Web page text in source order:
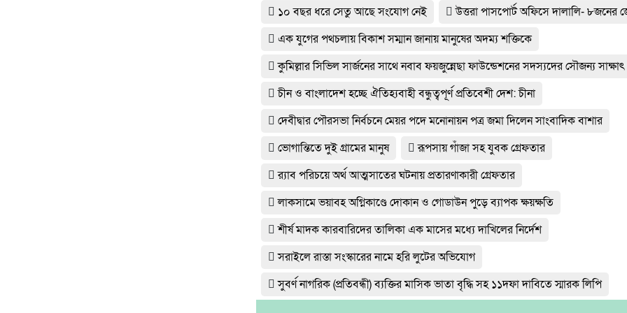
১০ বছর ধরে সেতু আছে সংযোগ নেই
উত্তরা পাসপোর্ট অফিসে দালালি- ৮জনের
এক যুগের পথচলায় বিকাশ সম্মান জানায় মানুষের অদম্য শক্তিকে
কুমিল্লার সিভিল সার্জনের সাথে নবাব ফয়জুন্নেছা ফাউন্ডেশনের সদস্যদের সৌজন্য সাক্ষাৎ
চীন ও বাংলাদেশ হচ্ছে ঐতিহ্যবাহী বন্ধুত্বপূর্ণ প্রতিবেশী দেশ: চীনা
দেবীদ্বার পৌরসভা নির্বচনে মেয়র পদে মনোনায়ন পত্র জমা দিলেন সাংবাদিক বাশার
ভোগান্তিতে দুই গ্রামের মানুষ
রূপসায় গাঁজা সহ যুবক গ্রেফতার
র‌্যাব পরিচয়ে অর্থ আত্মসাতের ঘটনায় প্রতারণাকারী গ্রেফতার
লাকসামে ভয়াবহ অগ্নিকাণ্ডে দোকান ও গোডাউন পুড়ে ব‍্যাপক ক্ষয়ক্ষতি
শীর্ষ মাদক কারবারিদের তালিকা এক মাসের মধ্যে দাখিলের নির্দেশ
সরাইলে রাস্তা সংস্কারের নামে হরি লুটের অভিযোগ
সুবর্ণ নাগরিক (প্রতিবন্ধী) ব্যক্তির মাসিক ভাতা বৃদ্ধি সহ ১১দফা দাবিতে স্মারক লিপি